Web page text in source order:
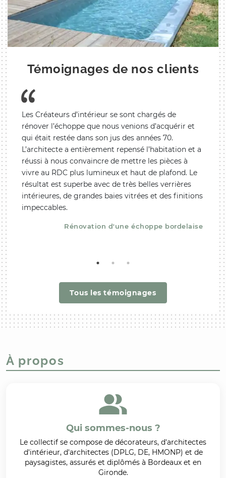
Témoignages de nos clients
su
Les Créateurs d’intérieur se sont chargés de
rénover l’échoppe que nous venions d’acquérir et
qui était restée dans son jus des années 70.
L’architecte a entièrement repensé l’habitation et a
réussi à nous convaincre de mettre les pièces à
vivre au RDC plus lumineux et haut de plafond. Le
résultat est superbe avec de très belles verrières
intérieures, de grandes baies vitrées et des finitions
impeccables.
Rénovation d'une échoppe bordelaise
Tous les témoignages
À propos
Qui sommes-nous ?
Le collectif se compose de décorateurs, d'architectes
d'intérieur, d'architectes (DPLG, DE, HMONP) et de
paysagistes, assurés et diplômés à Bordeaux et en
Gironde.